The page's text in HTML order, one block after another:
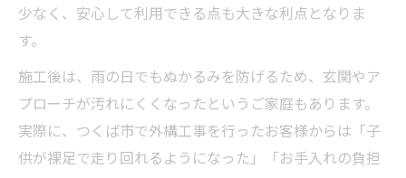
メンテナンスも楽な人工芝施工の魅力
の理由
人工芝外構工事がもたらすメンテナンスコ
スト削減
外構工事後の人工芝管理が簡単なポイント
少なく、安心して利用できる点も大きな利点となりま
す。
施工後は、雨の日でもぬかるみを防げるため、玄関やア
プローチが汚れにくくなったというご家庭もあります。
実際に、つくば市で外構工事を行ったお客様からは「子
供が裸足で走り回れるようになった」「お手入れの負担